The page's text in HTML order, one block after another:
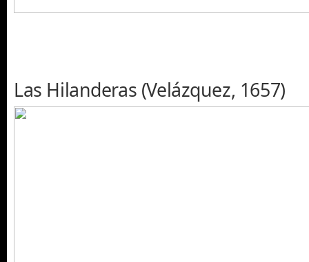
Las Hilanderas (Velázquez, 1657)